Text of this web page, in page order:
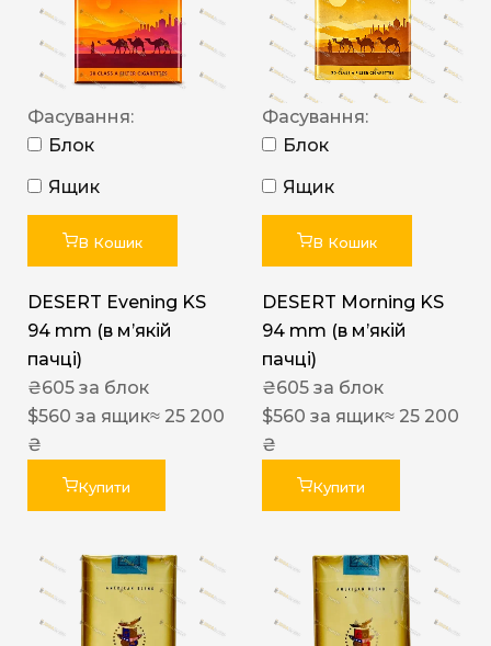
Фасування:
Блок
Ящик
В Кошик
DESERT Evening KS
94 mm (в мʼякій
пачці)
₴605 за блок
$560 за ящик≈ 25 200
₴
Купити
Фасування:
Блок
Ящик
В Кошик
DESERT Morning KS
94 mm (в мʼякій
пачці)
₴605 за блок
$560 за ящик≈ 25 200
₴
Купити